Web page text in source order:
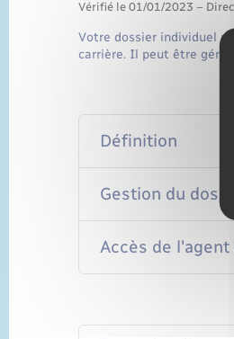
Vérifié le 01/01/2023 –
Votre dossier individuel
carrière. Il peut être géré
Définition
Gestion du
Accès de